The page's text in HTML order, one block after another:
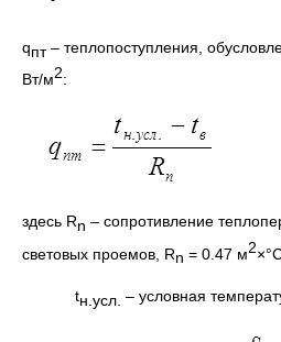
qпт– теплопоступления,
Вт/м2:
здесь Rn – сопротивление
световых проемов, Rn = 0.47 м2
tн.усл. – условная